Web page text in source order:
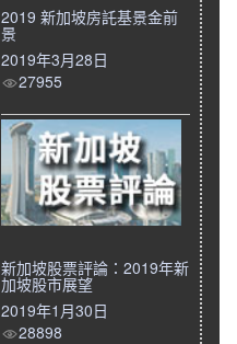
2019 新加坡房託基景金前
景
2019年3月28日
27955
新加坡股票評論：2019年新
加坡股市展望
2019年1月30日
28898